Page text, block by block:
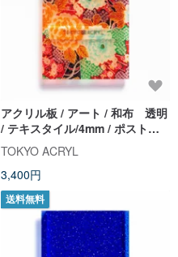
アクリル板 / アート / 和布 透明
/ テキスタイル/4mm / ポストカ
ードサイズ
TOKYO ACRYL
3,400円
送料無料